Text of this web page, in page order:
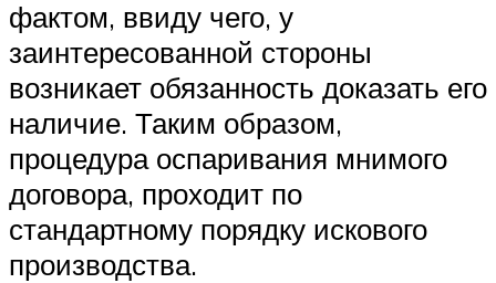
фактом, ввиду чего, у
заинтересованной стороны
возникает обязанность доказать его
наличие. Таким образом,
процедура оспаривания мнимого
договора, проходит по
стандартному порядку искового
производства.